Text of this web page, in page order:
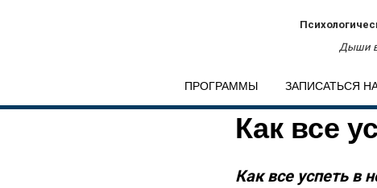
Дыши в
ПРОГРАММЫ ЗАПИСАТЬСЯ
Как все
Как все успеть в